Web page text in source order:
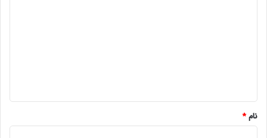
نام*